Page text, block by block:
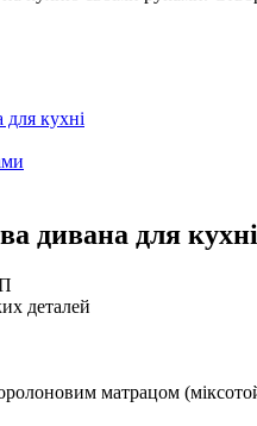
кухні
дивана для кухні
деталей
матрацом